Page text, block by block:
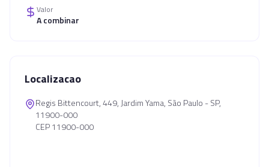
Valor
A combinar
Localizacao
Regis Bittencourt, 449, Jardim Yama, São Paulo - SP,
11900-000
CEP 11900-000